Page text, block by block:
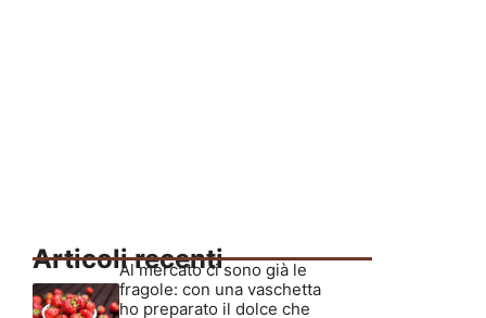
Articoli recenti
Al mercato ci sono già le
fragole: con una vaschetta
ho preparato il dolce che